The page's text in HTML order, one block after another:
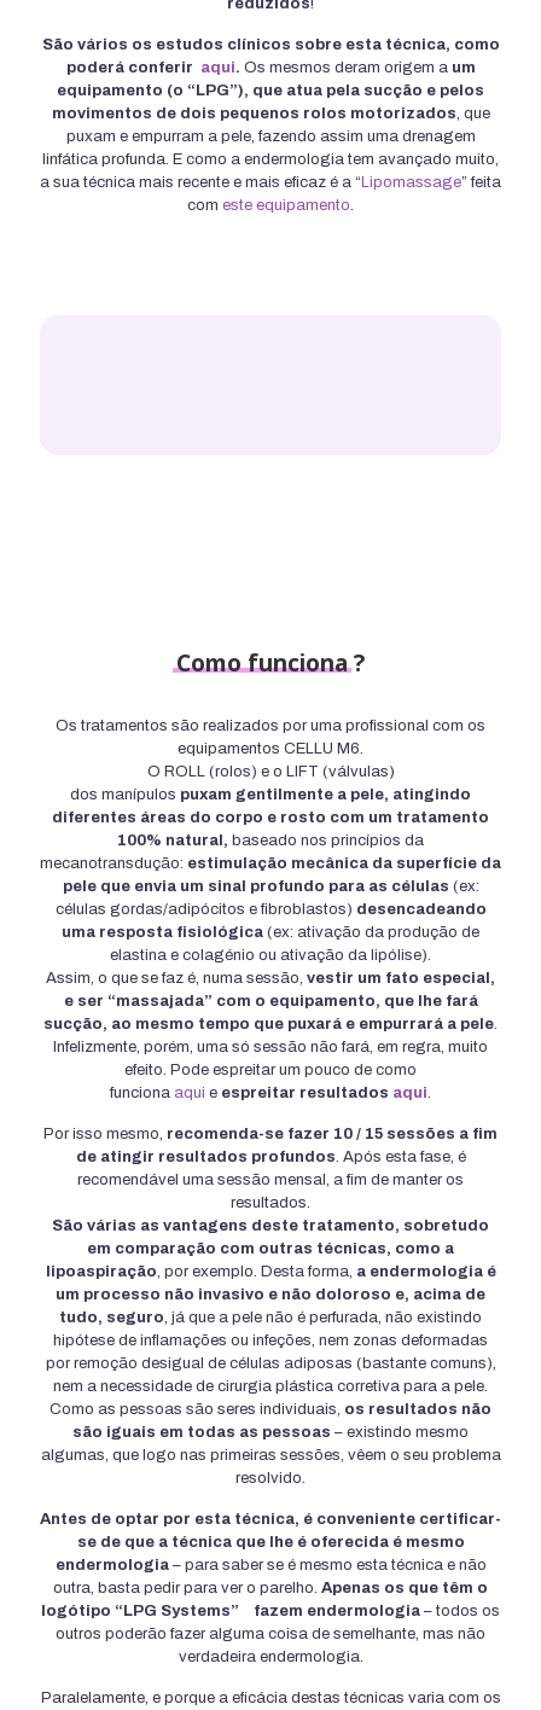
reduzidos!
São vários os estudos clínicos sobre esta técnica, como
poderá conferir aqui. Os mesmos deram origem a um
equipamento (o “LPG”), que atua pela sucção e pelos
movimentos de dois pequenos rolos motorizados, que
puxam e empurram a pele, fazendo assim uma drenagem
linfática profunda. E como a endermologia tem avançado muito,
a sua técnica mais recente e mais eficaz é a “ Lipomassage” feita
com este equipamento.
Comofunciona?
Os tratamentos são realizados por uma profissional com os
equipamentos CELLU M6.
O ROLL (rolos) e o LIFT (válvulas)
dos manípulos puxam gentilmente a pele, atingindo
diferentes áreas do corpo e rosto com um tratamento
100% natural, baseado nos princípios da
mecanotransdução: estimulação mecânica da superfície da
pele que envia um sinal profundo para as células (ex:
células gordas/adipócitos e fibroblastos) desencadeando
uma resposta fisiológica (ex: ativação da produção de
elastina e colagénio ou ativação da lipólise).
Assim, o que se faz é, numa sessão, vestir um fato especial,
e ser “massajada” com o equipamento, que lhe fará
sucção, ao mesmo tempo que puxará e empurrará a pele.
Infelizmente, porém, uma só sessão não fará, em regra, muito
efeito. Pode espreitar um pouco de como
funciona aqui e espreitar resultados aqui.
Por isso mesmo, recomenda-se fazer 10 / 15 sessões a fim
de atingir resultados profundos. Após esta fase, é
recomendável uma sessão mensal, a fim de manter os
resultados.
São várias as vantagens deste tratamento, sobretudo
em comparação com outras técnicas, como a
lipoaspiração, por exemplo. Desta forma, a endermologia é
um processo não invasivo e não doloroso e, acima de
tudo, seguro, já que a pele não é perfurada, não existindo
hipótese de inflamações ou infeções, nem zonas deformadas
por remoção desigual de células adiposas (bastante comuns),
nem a necessidade de cirurgia plástica corretiva para a pele.
Como as pessoas são seres individuais, os resultados não
são iguais em todas as pessoas – existindo mesmo
algumas, que logo nas primeiras sessões, vêem o seu problema
resolvido.
Antes de optar por esta técnica, é conveniente certificar-
se de que a técnica que lhe é oferecida é mesmo
endermologia– para saber se é mesmo esta técnica e não
outra, basta pedir para ver o parelho. Apenas os que têm o
logótipo “LPG Systems”
fazem endermologia – todos os
outros poderão fazer alguma coisa de semelhante, mas não
verdadeira endermologia.
Paralelamente, e porque a eficácia destas técnicas varia com os